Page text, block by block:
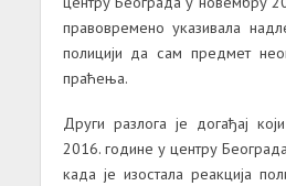
правовремено указивала
полицији да сам предмет
праћења.
Други разлога је догађај
2016. године у центру
када је изостала реакција